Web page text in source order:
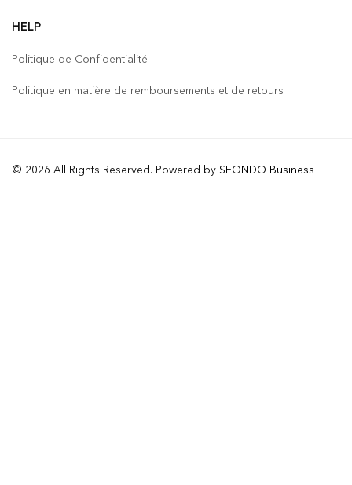
HELP
Politique de Confidentialité
Politique en matière de remboursements et de retours
© 2026 All Rights Reserved. Powered by SEONDO Business